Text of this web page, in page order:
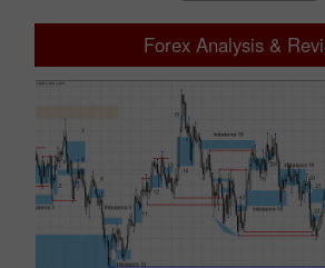
Forex Analysis &